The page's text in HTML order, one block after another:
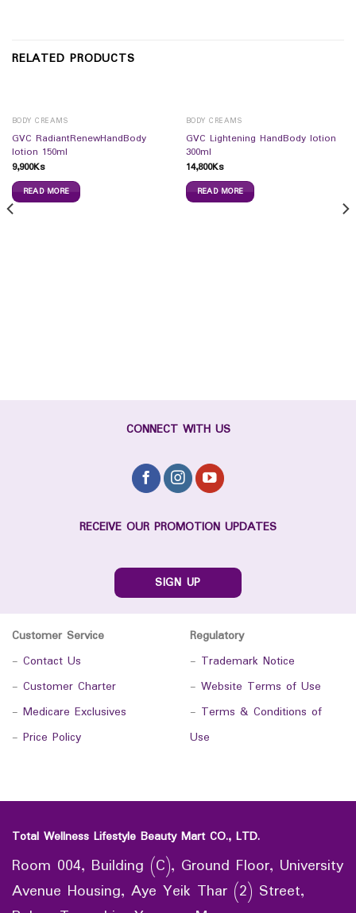
RELATED PRODUCTS
BODY CREAMS
GVC RadiantRenewHandBody
lotion 150ml
9,900Ks
READ MORE
BODY CREAMS
GVC Lightening HandBody lotion
300ml
14,800Ks
READ MORE
CONNECT WITH US
RECEIVE OUR PROMOTION UPDATES
SIGN UP
Customer Service
- Contact Us
- Customer Charter
- Medicare Exclusives
- Price Policy
Regulatory
- Trademark Notice
- Website Terms of Use
- Terms & Conditions of
Use
Total Wellness Lifestyle Beauty Mart CO., LTD.
Room 004, Building (C), Ground Floor, University
Avenue Housing, Aye Yeik Thar (2) Street,